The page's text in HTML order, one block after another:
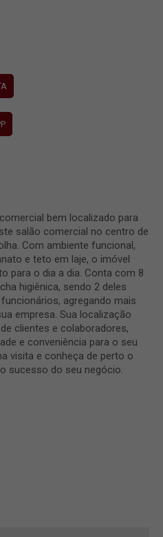
bem localizado para
salão comercial no centro de
Com ambiente funcional,
e teto em laje, o imóvel
para o dia a dia. Conta com 8
higiênica, sendo 2 deles
agregando mais
empresa. Sua localização
clientes e colaboradores,
e conveniência para o seu
visita e conheça de perto o
sucesso do seu negócio.